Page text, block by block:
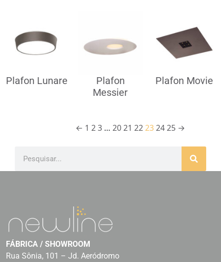
Plafon Lunare
Plafon
Messier
Plafon Movie
← 1 23 … 2021 22232425 →
FÁBRICA / SHOWROOM
Rua Sônia, 101 – Jd. Aeródromo